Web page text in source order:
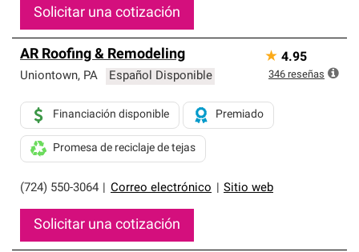
Solicitar una cotización
AR Roofing & Remodeling
Uniontown, PA Español Disponible
(724) 550-3064 Correo electrónico Sitio web
Financiación disponible Premiado
Promesa de reciclaje de tejas
Solicitar una cotización
★ 4.95
346 reseñas